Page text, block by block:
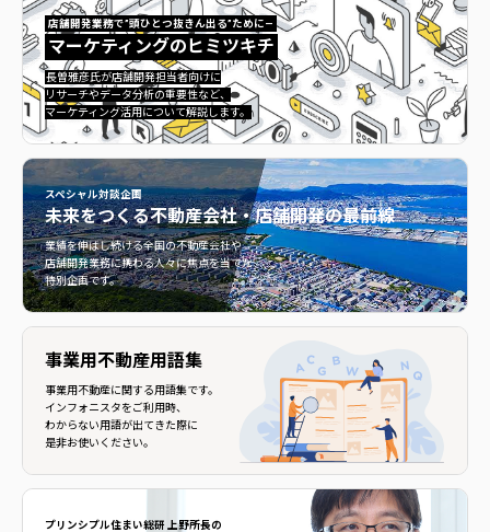
店舗開発業務で”頭ひとつ抜きん出る”ために—
マーケティングのヒミツキチ
長曽雅彦氏が店舗開発担当者向けに
リサーチやデータ分析の重要性など、
マーケティング活用について解説します。
マーケティングのヒミツキチ">
スペシャル対談企画
未来をつくる不動産会社・店舗開発の最前線
業績を伸ばし続ける全国の不動産会社や
店舗開発業務に携わる人々に焦点を当てた
特別企画です。
不動産会社・店舗開発の最前線">
事業用不動産用語集
事業用不動産に関する用語集です。
インフォニスタをご利用時、
わからない用語が出てきた際に
是非お使いください。
プリンシプル住まい総研 上野所長の